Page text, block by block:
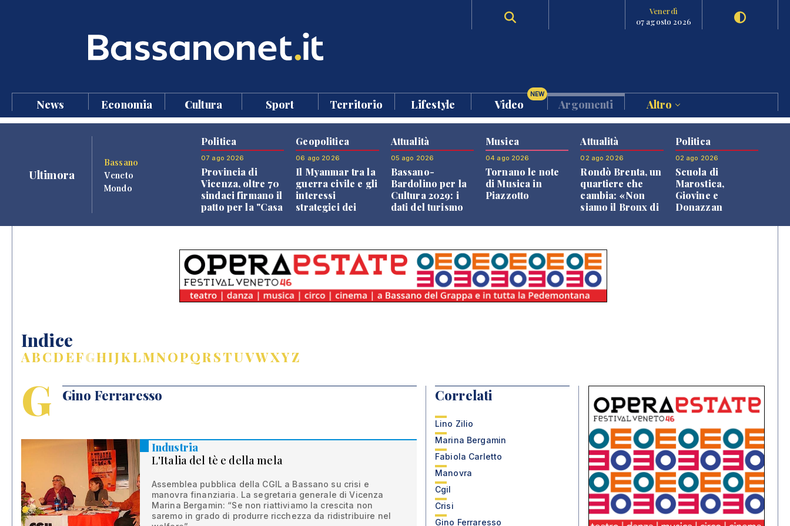
Venerdì
07 agosto 2026
News Economia Cultura Sport Territorio Lifestyle Video
NEW
Argomenti Altro
Ultimora
Bassano
Veneto
Mondo
Politica
07 ago 2026
Provincia di
Vicenza, oltre 70
sindaci firmano il
patto per la "Casa
Geopolitica
06 ago 2026
Il Myanmar tra la
guerra civile e gli
interessi
strategici dei
Attualità
05 ago 2026
Bassano-
Bardolino per la
Cultura 2029: i
dati del turismo
Musica
04 ago 2026
Tornano le note
di Musica in
Piazzotto
Attualità
02 ago 2026
Rondò Brenta, un
quartiere che
cambia: «Non
siamo il Bronx di
Politica
02 ago 2026
Scuola di
Marostica,
Giovine e
Donazzan
Indice
ABCDEFGHIJKLMNOPQRSTUVWXYZ
G Gino Ferraresso
Industria
L'Italia del tè e della mela
Assemblea pubblica della CGIL a Bassano su crisi e
manovra finanziaria. La segretaria generale di Vicenza
Marina Bergamin: “Se non riattiviamo la crescita non
saremo in grado di produrre ricchezza da ridistribuire nel
Correlati
Lino Zilio
Marina Bergamin
Fabiola Carletto
Manovra
Cgil
Crisi
Gino Ferraresso